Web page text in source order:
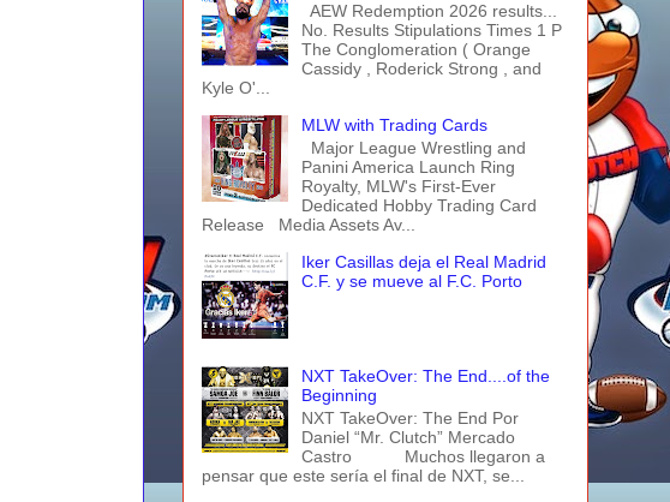
AEW Redemption 2026 results...
No. Results Stipulations Times 1 P
The Conglomeration ( Orange
Cassidy , Roderick Strong , and
Kyle O'...
MLW with Trading Cards
Major League Wrestling and
Panini America Launch Ring
Royalty, MLW's First-Ever
Dedicated Hobby Trading Card
Release Media Assets Av...
Iker Casillas deja el Real Madrid
C.F. y se mueve al F.C. Porto
NXT TakeOver: The End....of the
Beginning
NXT TakeOver: The End Por
Daniel “Mr. Clutch” Mercado
Castro Muchos llegaron a
pensar que este sería el final de NXT, se...